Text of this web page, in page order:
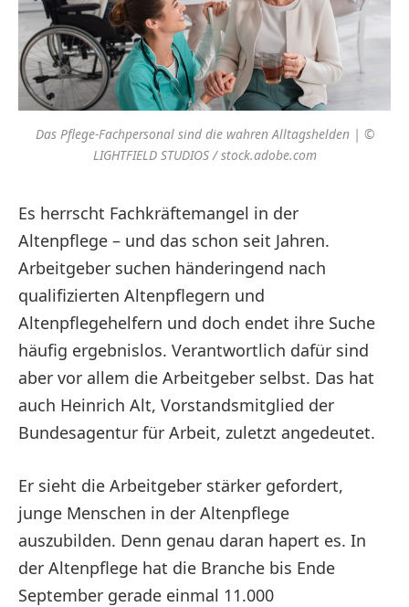
Das Pflege-Fachpersonal sind die wahren Alltagshelden | ©
LIGHTFIELD STUDIOS / stock.adobe.com
Es herrscht Fachkräftemangel in der
Altenpflege – und das schon seit Jahren.
Arbeitgeber suchen händeringend nach
qualifizierten Altenpflegern und
Altenpflegehelfern und doch endet ihre Suche
häufig ergebnislos. Verantwortlich dafür sind
aber vor allem die Arbeitgeber selbst. Das hat
auch Heinrich Alt, Vorstandsmitglied der
Bundesagentur für Arbeit, zuletzt angedeutet.
Er sieht die Arbeitgeber stärker gefordert,
junge Menschen in der Altenpflege
auszubilden. Denn genau daran hapert es. In
der Altenpflege hat die Branche bis Ende
September gerade einmal 11.000